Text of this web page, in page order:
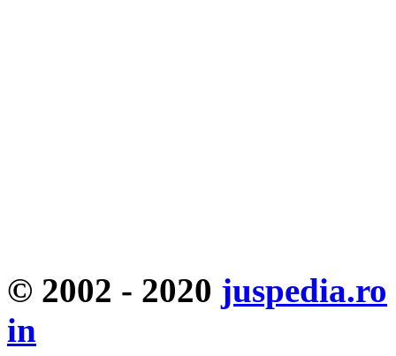
© 2002 - 2020 juspedia.ro
in